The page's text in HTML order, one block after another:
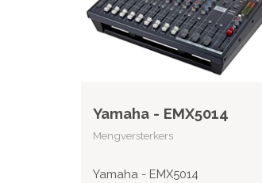
Yamaha - EMX5014
Mengversterkers
Yamaha - EMX5014